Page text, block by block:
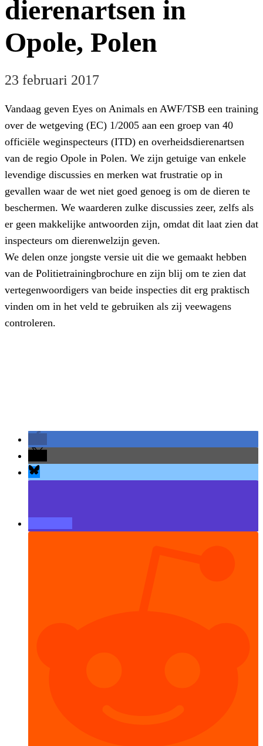
dierenartsen in
Opole, Polen
23 februari 2017
Vandaag geven Eyes on Animals en AWF/TSB een training
over de wetgeving (EC) 1/2005 aan een groep van 40
officiële weginspecteurs (ITD) en overheidsdierenartsen
van de regio Opole in Polen. We zijn getuige van enkele
levendige discussies en merken wat frustratie op in
gevallen waar de wet niet goed genoeg is om de dieren te
beschermen. We waarderen zulke discussies zeer, zelfs als
er geen makkelijke antwoorden zijn, omdat dit laat zien dat
inspecteurs om dierenwelzijn geven.
We delen onze jongste versie uit die we gemaakt hebben
van de Politietrainingbrochure en zijn blij om te zien dat
vertegenwoordigers van beide inspecties dit erg praktisch
vinden om in het veld te gebruiken als zij veewagens
controleren.